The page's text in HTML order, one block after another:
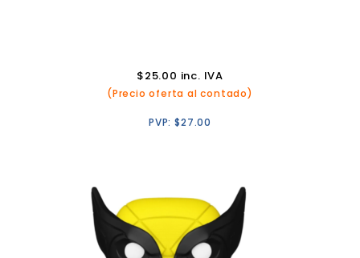
$25.00 inc. IVA
(Precio oferta al contado)
PVP:$27.00